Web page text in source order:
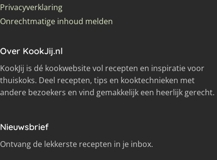
Privacyverklaring
Onrechtmatige inhoud melden
Over KookJij.nl
KookJij is dé kookwebsite vol recepten en inspiratie voor
thuiskoks. Deel recepten, tips en kooktechnieken met
andere bezoekers en vind gemakkelijk een heerlijk gerecht.
Nieuwsbrief
Ontvang de lekkerste recepten in je inbox.